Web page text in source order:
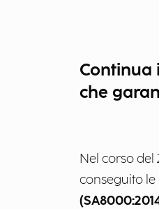
Continua
che
Nel corso del
conseguito le